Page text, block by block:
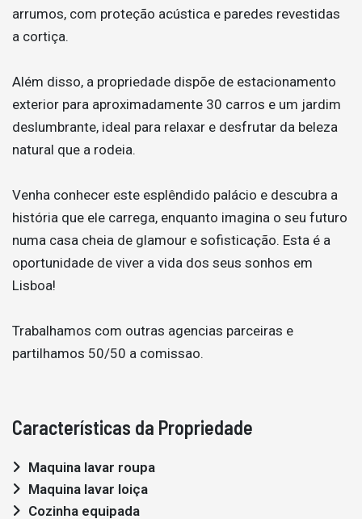
arrumos, com proteção acústica e paredes revestidas
a cortiça.
Além disso, a propriedade dispõe de estacionamento
exterior para aproximadamente 30 carros e um jardim
deslumbrante, ideal para relaxar e desfrutar da beleza
natural que a rodeia.
Venha conhecer este esplêndido palácio e descubra a
história que ele carrega, enquanto imagina o seu futuro
numa casa cheia de glamour e sofisticação. Esta é a
oportunidade de viver a vida dos seus sonhos em
Lisboa!
Trabalhamos com outras agencias parceiras e
partilhamos 50/50 a comissao.
Características da Propriedade
Maquina lavar roupa
Maquina lavar loiça
Cozinha equipada